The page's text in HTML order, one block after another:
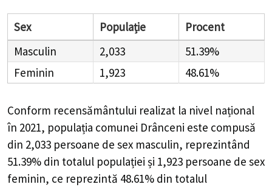
Sex Populație
Procent
Masculin
2,033
51.39%
Feminin
1,923 48.61%
Conform recensământului realizat la nivel național
în 2021, populația comunei Drânceni este compusă
din 2,033 persoane de sex masculin, reprezintând
51.39% din totalul populației și 1,923 persoane de sex
feminin, ce reprezintă 48.61% din totalul